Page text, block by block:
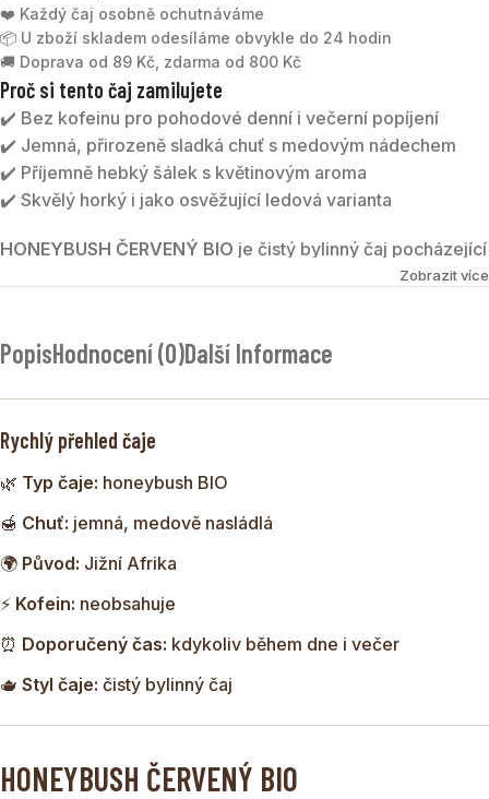
❤️ Každý čaj osobně ochutnáváme
📦 U zboží skladem odesíláme obvykle do 24 hodin
🚚 Doprava od 89 Kč, zdarma od 800 Kč
Proč si tento čaj zamilujete
✔️ Bez kofeinu pro pohodové denní i večerní popíjení
✔️ Jemná, přirozeně sladká chuť s medovým nádechem
✔️ Příjemně hebký šálek s květinovým aroma
✔️ Skvělý horký i jako osvěžující ledová varianta
HONEYBUSH ČERVENÝ BIO je čistý bylinný čaj pocházející
z Jižní Afriky. Název honeybush znamená „medový keř“ a
připomínající med a květiny.
Stejně jako rooibos patří honeybush mezi tradiční
jihoafrické nápoje. Díky absenci kofeinu je vhodný pro
jemnou alternativu klasického čaje.
Zobrazit více
PopisHodnocení (0)Další Informace
Rychlý přehled čaje
🌿 Typ čaje: honeybush BIO
🍯 Chuť: jemná, medově nasládlá
🌍 Původ: Jižní Afrika
⚡ Kofein: neobsahuje
⏰ Doporučený čas: kdykoliv během dne i večer
🫖 Styl čaje: čistý bylinný čaj
HONEYBUSH ČERVENÝ BIO